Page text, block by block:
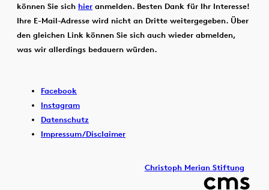
können Sie sich hier anmelden. Besten Dank für Ihr Interesse!
Ihre E-Mail-Adresse wird nicht an Dritte weitergegeben. Über
den gleichen Link können Sie sich auch wieder abmelden,
was wir allerdings bedauern würden.
Facebook
Instagram
Datenschutz
Impressum/Disclaimer
Christoph Merian Stiftung